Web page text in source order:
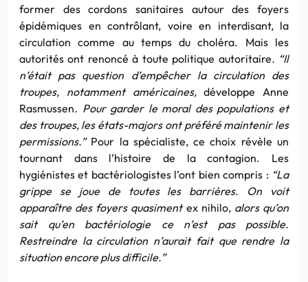
former des cordons sanitaires autour des foyers
épidémiques en contrôlant, voire en interdisant, la
circulation comme au temps du choléra. Mais les
autorités ont renoncé à toute politique autoritaire. “Il
n’était pas question d’empêcher la circulation des
troupes, notamment américaines,développe Anne
Rasmussen. Pour garder le moral des populations et
des troupes, les états-majors ont préféré maintenir les
permissions.”Pour la spécialiste, ce choix révèle un
tournant dans l’histoire de la contagion. Les
hygiénistes et bactériologistes l’ont bien compris : “La
grippe se joue de toutes les barrières. On voit
apparaître des foyers quasiment ex nihilo, alors qu’on
sait qu’en bactériologie ce n’est pas possible.
Restreindre la circulation n’aurait fait que rendre la
situation encore plus difficile.”